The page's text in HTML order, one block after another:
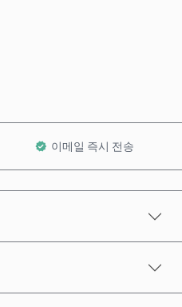
이메일 즉시 전송